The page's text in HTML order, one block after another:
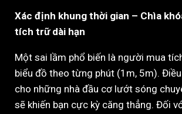
Xác định khung thời gian – Chìa
tích trữ dài hạn
Một sai lầm phổ biến là người mua
biểu đồ theo từng phút (1m, 5m).
cho những nhà đầu cơ lướt sóng
sẽ khiến bạn cực kỳ căng thẳng. Đối